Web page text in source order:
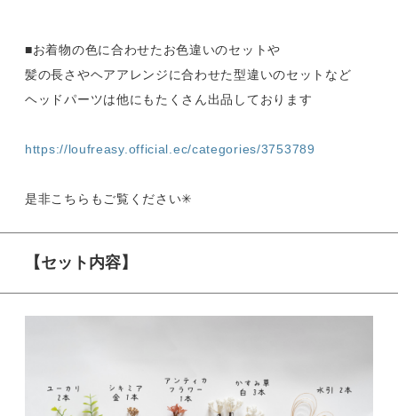
■お着物の色に合わせたお色違いのセットや
髪の長さやヘアアレンジに合わせた型違いのセットなど
ヘッドパーツは他にもたくさん出品しております
https://loufreasy.official.ec/categories/3753789
是非こちらもご覧ください✳︎
【セット内容】